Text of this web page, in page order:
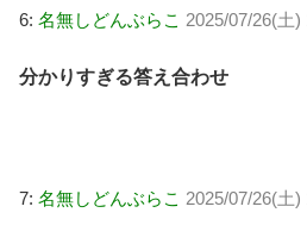
6: 名無しどんぶらこ 2025/07/26(土
分かりすぎる答え合わせ
7: 名無しどんぶらこ 2025/07/26(土